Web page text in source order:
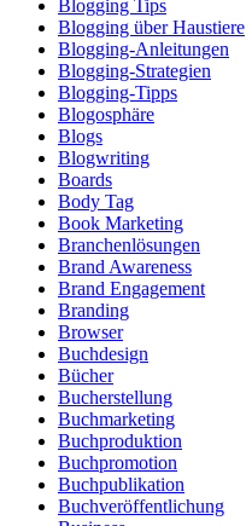
Blogging Tips
Blogging über Haustiere
Blogging-Anleitungen
Blogging-Strategien
Blogging-Tipps
Blogosphäre
Blogs
Blogwriting
Boards
Body Tag
Book Marketing
Branchenlösungen
Brand Awareness
Brand Engagement
Branding
Browser
Buchdesign
Bücher
Bucherstellung
Buchmarketing
Buchproduktion
Buchpromotion
Buchpublikation
Buchveröffentlichung